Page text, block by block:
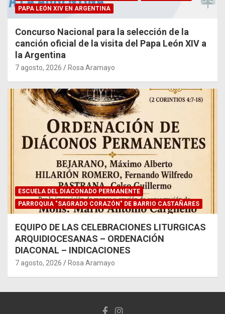
PAPA LEÓN XIV EN ARGENTINA
Concurso Nacional para la selección de la
canción oficial de la visita del Papa León XIV a
la Argentina
7 agosto, 2026 Rosa Aramayo
ESCUELA DEL DIACONADO PERMANENTE
PARROQUIA "SAGRADO CORAZÓN" DE BARRIO CASTAÑARES
EQUIPO DE LAS CELEBRACIONES LITURGICAS
ARQUIDIOCESANAS – ORDENACIÓN
DIACONAL – INDICACIONES
7 agosto, 2026 Rosa Aramayo